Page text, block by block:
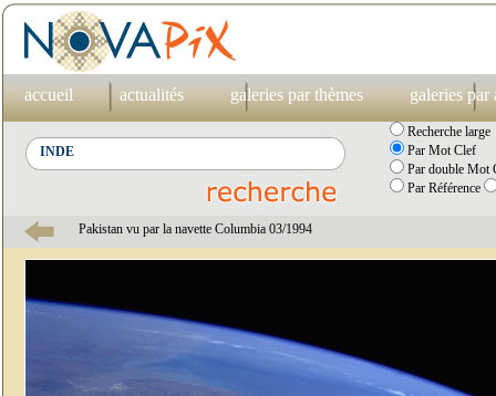
accueil actualités galeries par thèmes galeries par
Recherche large
Par Mot Clef
Par double Mot
Par Référence
Pakistan vu par la navette Columbia 03/1994